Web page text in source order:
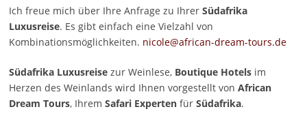
Ich freue mich über Ihre Anfrage zu Ihrer Südafrika
Luxusreise. Es gibt einfach eine Vielzahl von
Kombinationsmöglichkeiten. nicole@african-dream-tours.de
Südafrika Luxusreisezur Weinlese, Boutique Hotelsim
Herzen des Weinlands wird Ihnen vorgestellt von African
Dream Tours, Ihrem Safari Expertenfür Südafrika.